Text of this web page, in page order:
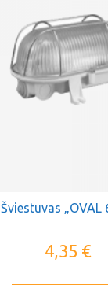
Šviestuvas „OVAL
4,35 €